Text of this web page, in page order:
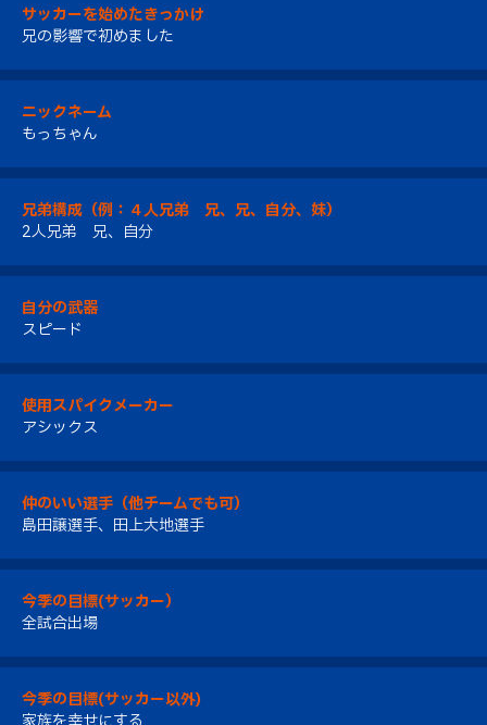
サッカーを始めたきっかけ
兄の影響で初めました
ニックネーム
もっちゃん
兄弟構成（例：４人兄弟 兄、兄、自分、妹）
2人兄弟 兄、自分
自分の武器
スピード
使用スパイクメーカー
アシックス
仲のいい選手（他チームでも可）
島田譲選手、田上大地選手
今季の目標(サッカー）
全試合出場
今季の目標(サッカー以外)